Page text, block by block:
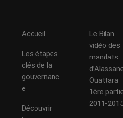
Accueil
Les étapes
clés de la
gouvernanc
e
Découvrir
Le Bilan
vidéo des
mandats
d’Alassane
Ouattara
1ère partie
2011-2015